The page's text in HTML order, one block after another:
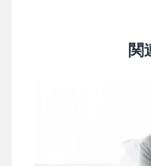
関